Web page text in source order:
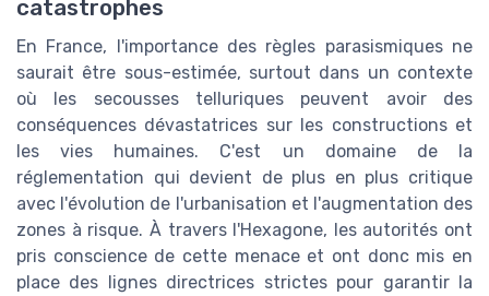
catastrophes
En France, l'importance des règles parasismiques ne
saurait être sous-estimée, surtout dans un contexte
où les secousses telluriques peuvent avoir des
conséquences dévastatrices sur les constructions et
les vies humaines. C'est un domaine de la
réglementation qui devient de plus en plus critique
avec l'évolution de l'urbanisation et l'augmentation des
zones à risque. À travers l'Hexagone, les autorités ont
pris conscience de cette menace et ont donc mis en
place des lignes directrices strictes pour garantir la